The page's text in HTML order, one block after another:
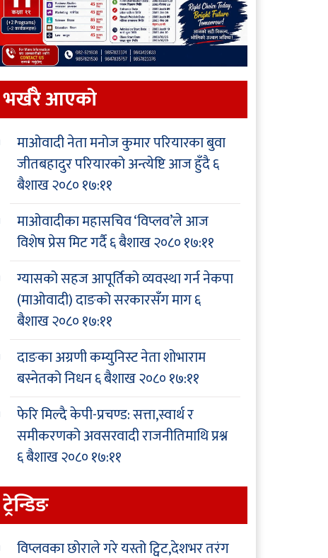
भर्खरै आएकाे
माओवादी नेता मनोज कुमार परियारका बुवा
जीतबहादुर परियारको अन्त्येष्टि आज हुँदै६
बैशाख २०८० १७:११
माओवादीका महासचिव ‘विप्लव’ले आज
विशेष प्रेस मिट गर्दै६ बैशाख २०८० १७:११
ग्यासको सहज आपूर्तिको व्यवस्था गर्न नेकपा
(माओवादी) दाङको सरकारसँग माग६
बैशाख २०८० १७:११
दाङका अग्रणी कम्युनिस्ट नेता शोभाराम
बस्नेतको निधन६ बैशाख २०८० १७:११
फेरि मिल्दै केपी-प्रचण्ड: सत्ता,स्वार्थ र
समीकरणको अवसरवादी राजनीतिमाथि प्रश्न
६ बैशाख २०८० १७:११
ट्रेन्डिङ
विप्लवका छोराले गरे यस्तो ट्विट,देशभर तरंग